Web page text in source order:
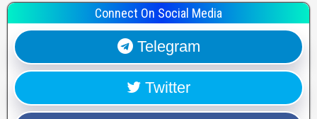
Connect On Social Media
Telegram
Twitter